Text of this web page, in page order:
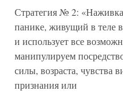
Стратегия № 2:
панике, живущий в теле
и использует все
манипулируем
силы, возраста, чувства
признания или